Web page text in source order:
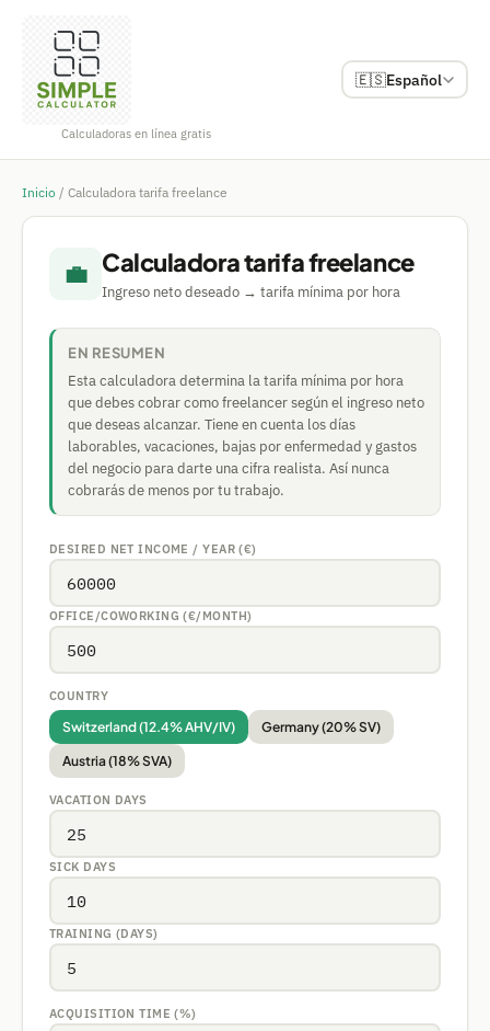
Calculadoras en línea gratis
🇪🇸Español
Inicio / Calculadora tarifa freelance
💼 Calculadora tarifa freelance
Ingreso neto deseado → tarifa mínima por hora
EN RESUMEN
Esta calculadora determina la tarifa mínima por hora
que debes cobrar como freelancer según el ingreso neto
que deseas alcanzar. Tiene en cuenta los días
laborables, vacaciones, bajas por enfermedad y gastos
del negocio para darte una cifra realista. Así nunca
cobrarás de menos por tu trabajo.
DESIRED NET INCOME / YEAR (€)
OFFICE/COWORKING (€/MONTH)
COUNTRY
Switzerland (12.4% AHV/IV) Germany (20% SV)
Austria (18% SVA)
VACATION DAYS
SICK DAYS
TRAINING (DAYS)
ACQUISITION TIME (%)